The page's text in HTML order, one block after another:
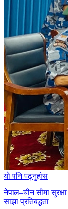
यो पनि पढ्नुहोस
नेपाल–चीन सीमा
साझा प्रतिबद्धता